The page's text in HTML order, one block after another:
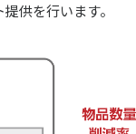
供を行います。